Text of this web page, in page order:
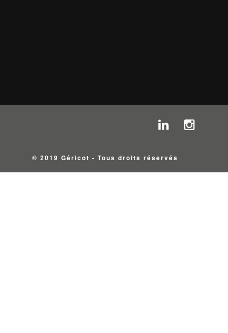
© 2019 Géricot - Tous droits réservés